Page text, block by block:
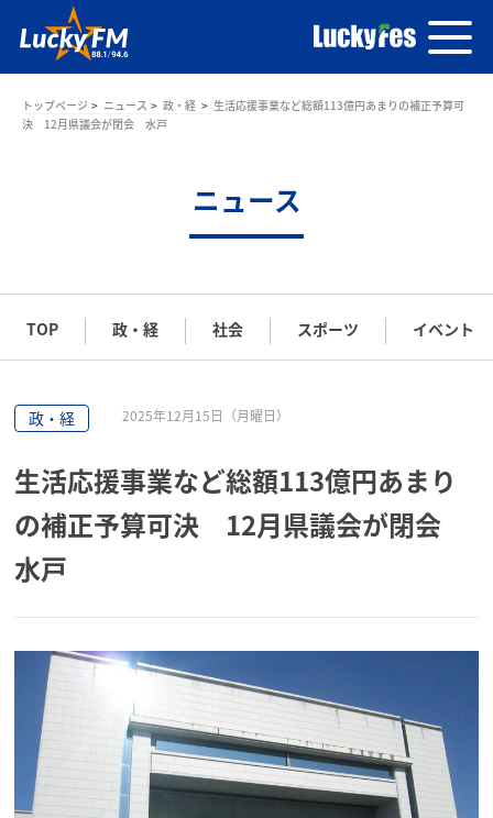
トップページ ニュース 政・経
生活応援事業など総額113億円あまりの補正予算可
決 12月県議会が閉会 水戸
ニュース
TOP 政・経 社会 スポーツ イベント
政・経 2025年12月15日（月曜日）
生活応援事業など総額113億円あまり
の補正予算可決 12月県議会が閉会
水戸